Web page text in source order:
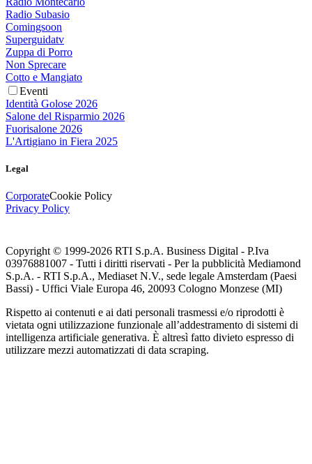
Radio Subasio
Comingsoon
Superguidatv
Zuppa di Porro
Non Sprecare
Cotto e Mangiato
Eventi
Identità Golose 2026
Salone del Risparmio 2026
Fuorisalone 2026
L'Artigiano in Fiera 2025
Legal
CorporateCookie Policy
Privacy Policy
Copyright © 1999-2026 RTI S.p.A. Business Digital - P.Iva
03976881007 - Tutti i diritti riservati - Per la pubblicità Mediamond
S.p.A. - RTI S.p.A., Mediaset N.V., sede legale Amsterdam (Paesi
Bassi) - Uffici Viale Europa 46, 20093 Cologno Monzese (MI)
Rispetto ai contenuti e ai dati personali trasmessi e/o riprodotti è
vietata ogni utilizzazione funzionale all’addestramento di sistemi di
intelligenza artificiale generativa. È altresì fatto divieto espresso di
utilizzare mezzi automatizzati di data scraping.